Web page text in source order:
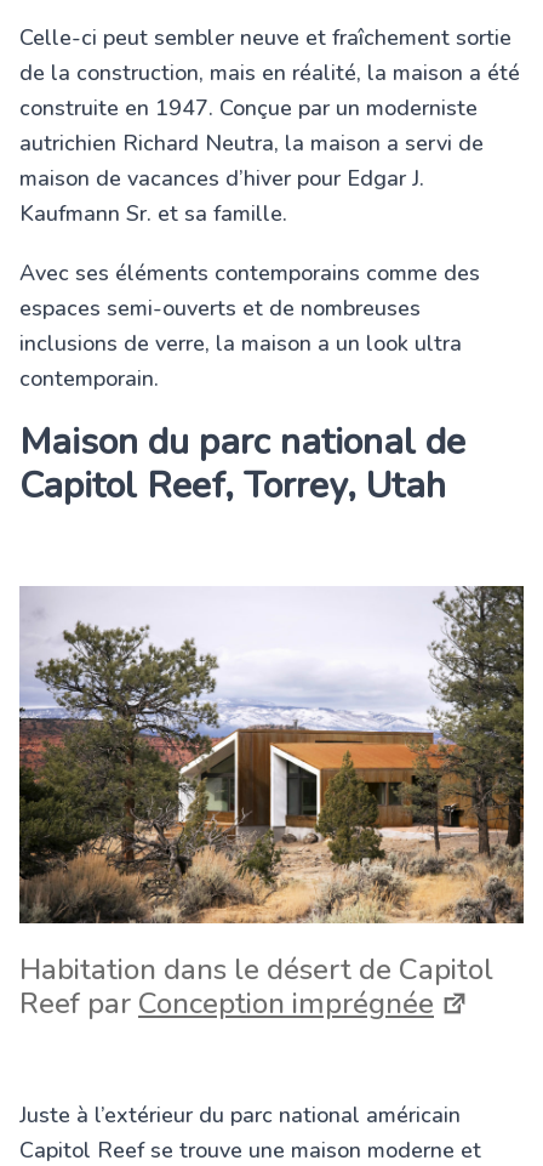
Celle-ci peut sembler neuve et fraîchement sortie
de la construction, mais en réalité, la maison a été
construite en 1947. Conçue par un moderniste
autrichien Richard Neutra, la maison a servi de
maison de vacances d’hiver pour Edgar J.
Kaufmann Sr. et sa famille.
Avec ses éléments contemporains comme des
espaces semi-ouverts et de nombreuses
inclusions de verre, la maison a un look ultra
contemporain.
Maison du parc national de
Capitol Reef, Torrey, Utah
Habitation dans le désert de Capitol
Reef par Conception imprégnée
Juste à l’extérieur du parc national américain
Capitol Reef se trouve une maison moderne et